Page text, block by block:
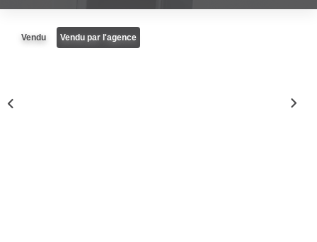
NOTRE AGENCE
Vendu Vendu par l'agence